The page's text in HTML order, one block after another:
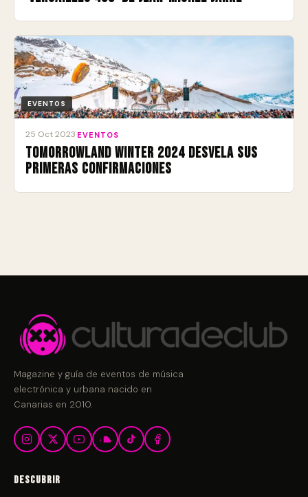
EVENTOS
25 Oct 2023 EVENTOS
Tomorrowland Winter 2024 desvela sus
primeras confirmaciones
Magazine y guía de eventos de música
electrónica y urbana nacido en
Canarias en 2010.
Descubrir